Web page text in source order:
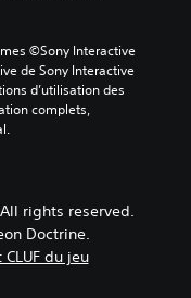
©Sony Interactive
de Sony Interactive
d’utilisation des
complets,
rights reserved.
Doctrine.
du jeu